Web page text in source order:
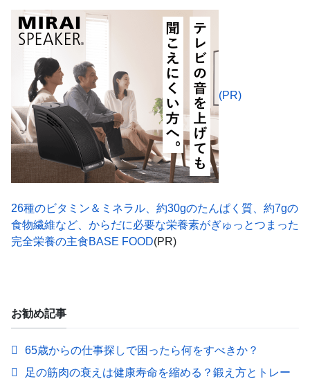
(PR)
26種のビタミン＆ミネラル、約30gのたんぱく質、約7gの
食物繊維など、からだに必要な栄養素がぎゅっとつまった
完全栄養の主食BASE FOOD(PR)
お勧め記事
65歳からの仕事探しで困ったら何をすべきか？
足の筋肉の衰えは健康寿命を縮める？鍛え方とトレー